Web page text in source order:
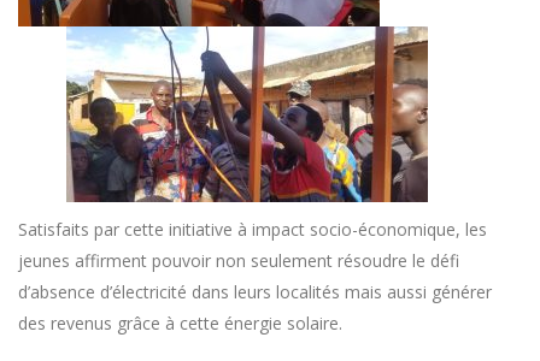
Satisfaits par cette initiative à impact socio-économique, les
jeunes affirment pouvoir non seulement résoudre le défi
d’absence d’électricité dans leurs localités mais aussi générer
des revenus grâce à cette énergie solaire.